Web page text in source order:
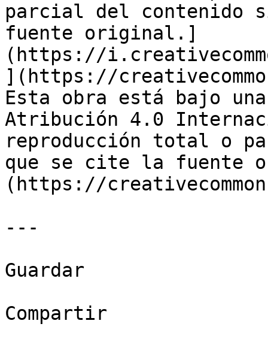
parcial del contenido
fuente original.]
(https://
](https://
Esta obra está bajo
Atribución 4.0
reproducción total o
que se cite la fuente
(https://
---
Guardar
Compartir